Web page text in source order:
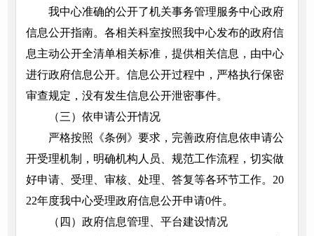
我中心准确的公开了机关事务管理服务中心政府
信息公开指南。各相关科室按照我中心发布的政府信
息主动公开全清单相关标准，提供相关信息，由中心
进行政府信息公开。信息公开过程中，严格执行保密
审查规定，没有发生信息公开泄密事件。
（三）依申请公开情况
严格按照《条例》要求，完善政府信息依申请公
开受理机制，明确机构人员、规范工作流程，切实做
好申请、受理、审核、处理、答复等各环节工作。20
22年度我中心受理政府信息公开申请0件。
（四）政府信息管理、平台建设情况